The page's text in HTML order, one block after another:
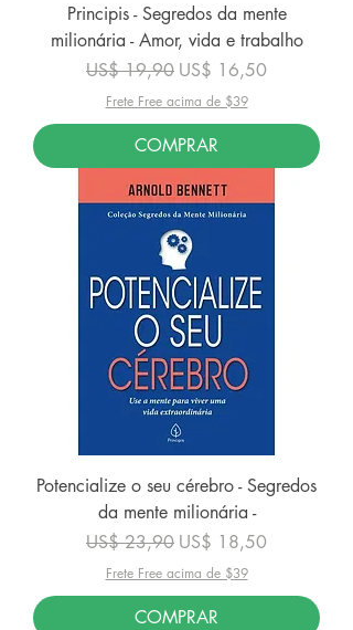
Principis - Segredos da mente
milionária - Amor, vida e trabalho
Preço normal
US$ 19,90 Preço promocional
US$ 16,50
Frete Free acima de $39
COMPRAR
Potencialize o seu cérebro - Segredos
da mente milionária -
Preço normal
US$ 23,90 Preço promocional
US$ 18,50
Frete Free acima de $39
COMPRAR